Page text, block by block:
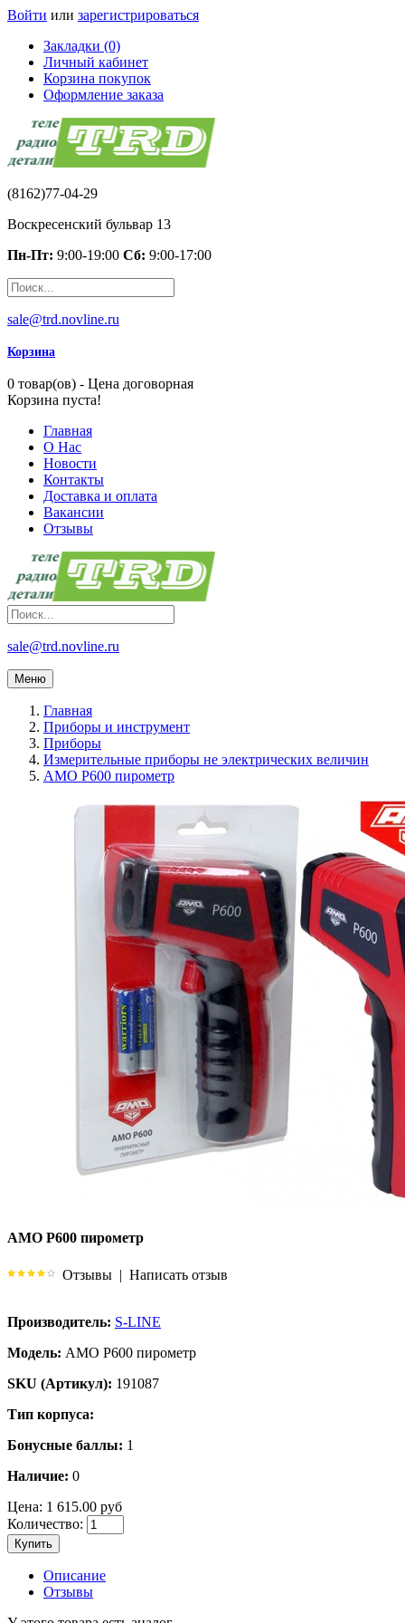
Войти или зарегистрироваться
Закладки (0)
Личный кабинет
Корзина покупок
Оформление заказа
(8162)77-04-29
Воскресенский бульвар 13
Пн-Пт: 9:00-19:00 Сб: 9:00-17:00
sale@trd.novline.ru
Корзина
0 товар(ов) - Цена договорная
Корзина пуста!
Главная
О Нас
Новости
Контакты
Доставка и оплата
Вакансии
Отзывы
sale@trd.novline.ru
Меню
Главная
Приборы и инструмент
Приборы
Измерительные приборы не электрических величин
AMO P600 пирометр
AMO P600 пирометр
Отзывы | Написать отзыв
Производитель: S-LINE
Модель: AMO P600 пирометр
SKU (Артикул): 191087
Тип корпуса:
Бонусные баллы: 1
Наличие: 0
Цена: 1 615.00 руб
Количество:
Купить
Описание
Отзывы